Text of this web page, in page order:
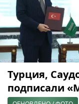
Турция,
подписали